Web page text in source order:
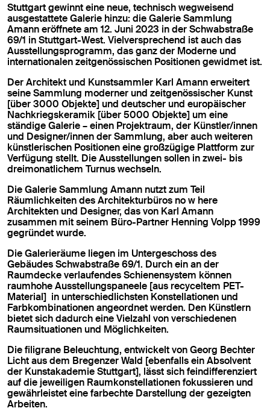
Stuttgart gewinnt eine neue, technisch wegweisend
ausgestattete Galerie hinzu: die Galerie Sammlung
Amann eröffnete am 12. Juni 2023 in der Schwabstraße
69/1 in Stuttgart-West. Vielversprechend ist auch das
Ausstellungsprogramm, das ganz der Moderne und
internationalen zeitgenössischen Positionen gewidmet ist.
Der Architekt und Kunstsammler Karl Amann erweitert
seine Sammlung moderner und zeitgenössischer Kunst
[über 3000 Objekte] und deutscher und europäischer
Nachkriegskeramik [über 5000 Objekte] um eine
ständige Galerie – einen Projektraum, der Künstler/innen
und Designer/innen der Sammlung, aber auch weiteren
künstlerischen Positionen eine großzügige Plattform zur
Verfügung stellt. Die Ausstellungen sollen in zwei- bis
dreimonatlichem Turnus wechseln.
Die Galerie Sammlung Amann nutzt zum Teil
Räumlichkeiten des Architekturbüros no w here
Architekten und Designer, das von Karl Amann
zusammen mit seinem Büro-Partner Henning Volpp 1999
gegründet wurde.
Die Galerieräume liegen im Untergeschoss des
Gebäudes Schwabstraße 69/1. Durch ein an der
Raumdecke verlaufendes Schienensystem können
raumhohe Ausstellungspaneele [aus recyceltem PET-
Material] in unterschiedlichsten Konstellationen und
Farbkombinationen angeordnet werden. Den Künstlern
bietet sich dadurch eine Vielzahl von verschiedenen
Raumsituationen und Möglichkeiten.
Die filigrane Beleuchtung, entwickelt von Georg Bechter
Licht aus dem Bregenzer Wald [ebenfalls ein Absolvent
der Kunstakademie Stuttgart], lässt sich feindifferenziert
auf die jeweiligen Raumkonstellationen fokussieren und
gewährleistet eine farbechte Darstellung der gezeigten
Arbeiten.